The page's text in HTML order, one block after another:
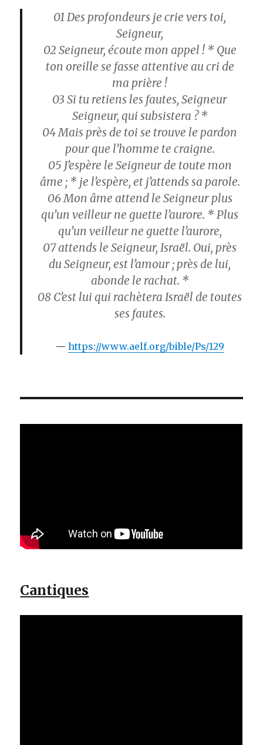
01 Des profondeurs je crie vers toi,
Seigneur,
02 Seigneur, écoute mon appel ! * Que
ton oreille se fasse attentive au cri de
ma prière !
03 Si tu retiens les fautes, Seigneur
Seigneur, qui subsistera ? *
04 Mais près de toi se trouve le pardon
pour que l’homme te craigne.
05 J’espère le Seigneur de toute mon
âme ; * je l’espère, et j’attends sa parole.
06 Mon âme attend le Seigneur plus
qu’un veilleur ne guette l’aurore. * Plus
qu’un veilleur ne guette l’aurore,
07 attends le Seigneur, Israël. Oui, près
du Seigneur, est l’amour ; près de lui,
abonde le rachat. *
08 C’est lui qui rachètera Israël de toutes
ses fautes.
https://www.aelf.org/bible/Ps/129
Cantiques